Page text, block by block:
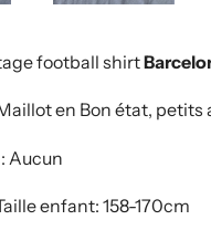
football shirt
en Bon état, petits
Aucun
enfant: 158-170cm